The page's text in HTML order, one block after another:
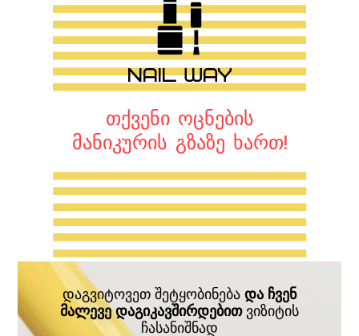
თქვენი ოცნების
მანიკურის გზაზე ხართ!
დაგვიტოვეთ შეტყობინებადა ჩვენ
მალევე დაგიკავშირდებითვიზიტის
ჩასანიშნად